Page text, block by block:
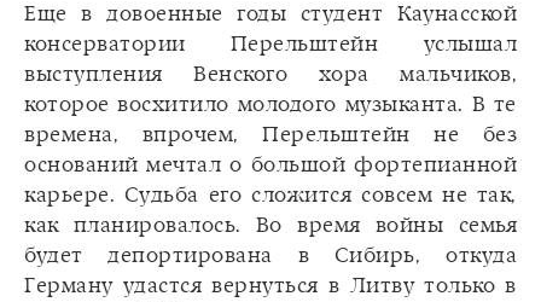
Еще в довоенные годы студент Каунасской
консерватории Перельштейн услышал
выступления Венского хора мальчиков,
которое восхитило молодого музыканта. В те
времена, впрочем, Перельштейн не без
оснований мечтал о большой фортепианной
карьере. Судьба его сложится совсем не так,
как планировалось. Во время войны семья
будет депортирована в Сибирь, откуда
Герману удастся вернуться в Литву только в